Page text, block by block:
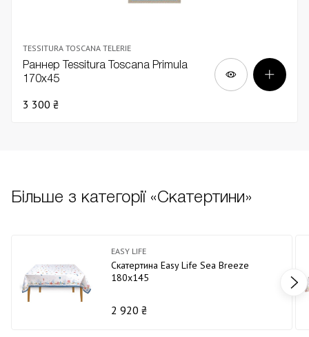
TESSITURA TOSCANA TELERIE
Раннер Tessitura Toscana Primula
170х45
3 300 ₴
Більше з категорії «Скатертини»
EASY LIFE
Скатертина Easy Life Sea Breeze
180х145
2 920 ₴